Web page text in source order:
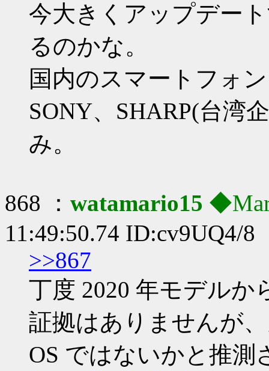
今大きくアップデー
るのかな。
国内のスマートフォ
SONY、SHARP(台湾
み。
868 ： watamario15
11:49:50.74 ID:cv9UQ4/8
>>867
丁度 2020 年モデル
証拠はありませんが
OS ではないかと推測